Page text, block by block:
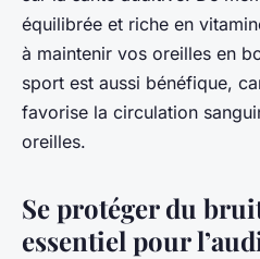
équilibrée et riche en
à maintenir vos oreilles en
sport est aussi bénéfique,
favorise la circulation
oreilles.
Se protéger du
essentiel pour